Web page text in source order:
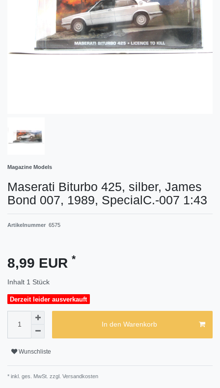
Magazine Models
Maserati Biturbo 425, silber, James
Bond 007, 1989, SpecialC.-007 1:43
Artikelnummer 6575
8,99 EUR *
Inhalt 1 Stück
Derzeit leider ausverkauft
In den Warenkorb
Wunschliste
* inkl. ges. MwSt. zzgl. Versandkosten